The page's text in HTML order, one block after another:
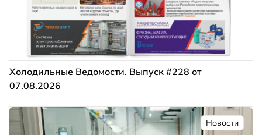
Холодильные Ведомости. Выпуск #228 от
07.08.2026
Новости